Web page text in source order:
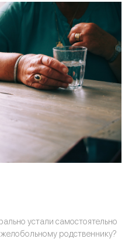
устали самостоятельно
родственнику?